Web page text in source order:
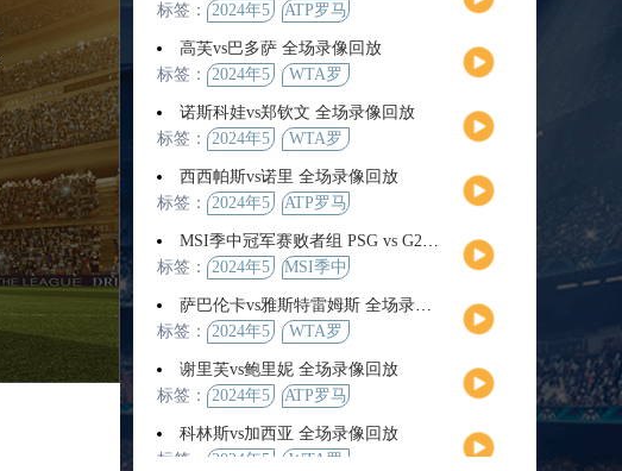
标签：
2024年5
ATP罗马
男单第3
轮
高芙vs巴多萨 全场录像回放
标签：
2024年5
WTA罗
赛女单
第4轮
诺斯科娃vs郑钦文 全场录像回放
标签：
2024年5
WTA罗
赛女单
第3轮
西西帕斯vs诺里 全场录像回放
标签：
2024年5
ATP罗马
男单第3
轮
MSI季中冠军赛败者组 PSG vs G2 全场录像回放
标签：
2024年5
MSI季中
败者组
萨巴伦卡vs雅斯特雷姆斯 全场录像回放
标签：
2024年5
WTA罗
赛女单
第3轮
谢里芙vs鲍里妮 全场录像回放
标签：
2024年5
ATP罗马
女单第2
轮
科林斯vs加西亚 全场录像回放
标签：
2024年5
WTA罗